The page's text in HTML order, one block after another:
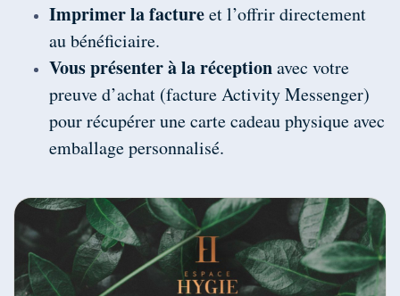
Imprimer la factureet l’offrir directement
au bénéficiaire.
Vous présenter à la réceptionavec votre
preuve d’achat (facture Activity Messenger)
pour récupérer une carte cadeau physique avec
emballage personnalisé.